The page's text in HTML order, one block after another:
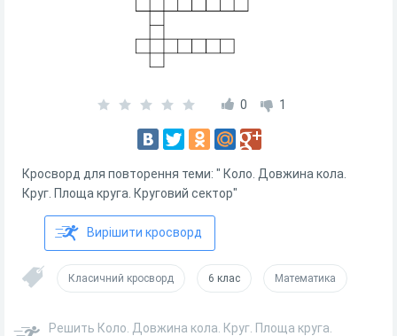
0 1
Кросворд для повторення теми: " Коло. Довжина кола.
Круг. Площа круга. Круговий сектор"
Вирішити кросворд
Класичний кросворд 6 клас Математика
Решить Коло. Довжина кола. Круг. Площа круга.